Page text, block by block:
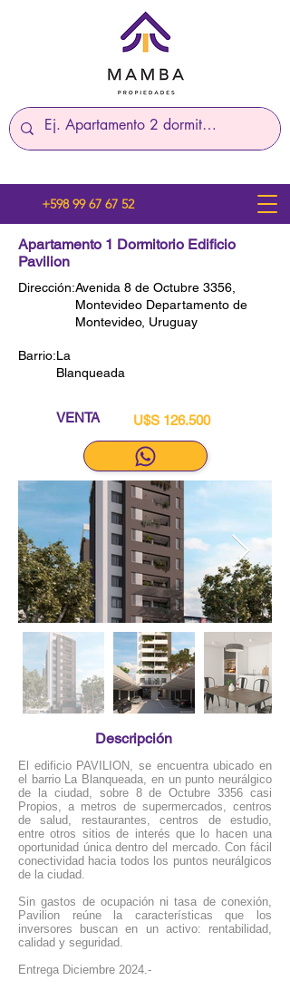
+598 99 67 67 52
Apartamento 1 Dormitorio Edificio
Pavilion
Dirección:Avenida 8 de Octubre 3356,
Montevideo Departamento de
Montevideo, Uruguay
Barrio:La
Blanqueada
VENTA U$S 126.500
Descripción
El edificio PAVILION, se encuentra ubicado en
el barrio La Blanqueada, en un punto neurálgico
de la ciudad, sobre 8 de Octubre 3356 casi
Propios, a metros de supermercados, centros
de salud, restaurantes, centros de estudio,
entre otros sitios de interés que lo hacen una
oportunidad única dentro del mercado. Con fácil
conectividad hacia todos los puntos neurálgicos
de la ciudad.
Sin gastos de ocupación ni tasa de conexión,
Pavilion reúne la características que los
inversores buscan en un activo: rentabilidad,
calidad y seguridad.
Entrega Diciembre 2024.-